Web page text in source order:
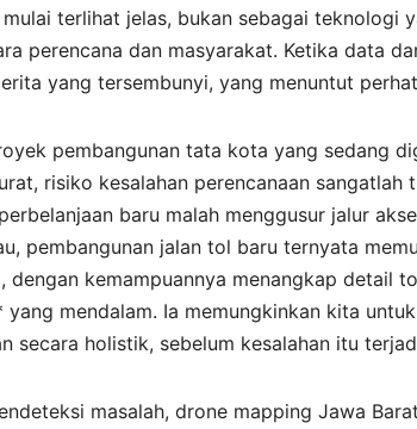
mulai terlihat jelas, bukan sebagai teknologi
perencana dan masyarakat. Ketika data
yang tersembunyi, yang menuntut
pembangunan tata kota yang sedang
risiko kesalahan perencanaan sangatlah
baru malah menggusur jalur
pembangunan jalan tol baru ternyata
dengan kemampuannya menangkap detail
mendalam. Ia memungkinkan kita
secara holistik, sebelum kesalahan itu
masalah, drone mapping Jawa